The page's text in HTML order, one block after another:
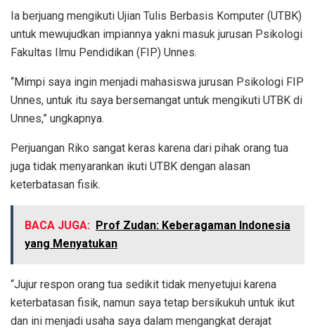
Ia berjuang mengikuti Ujian Tulis Berbasis Komputer (UTBK)
untuk mewujudkan impiannya yakni masuk jurusan Psikologi
Fakultas Ilmu Pendidikan (FIP) Unnes.
“Mimpi saya ingin menjadi mahasiswa jurusan Psikologi FIP
Unnes, untuk itu saya bersemangat untuk mengikuti UTBK di
Unnes,” ungkapnya.
Perjuangan Riko sangat keras karena dari pihak orang tua
juga tidak menyarankan ikuti UTBK dengan alasan
keterbatasan fisik.
BACA JUGA: Prof Zudan: Keberagaman Indonesia
yang Menyatukan
“Jujur respon orang tua sedikit tidak menyetujui karena
keterbatasan fisik, namun saya tetap bersikukuh untuk ikut
dan ini menjadi usaha saya dalam mengangkat derajat